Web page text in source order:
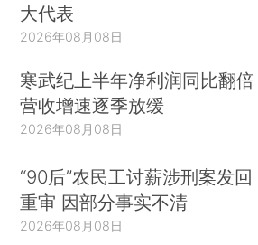
大代表
2026年08月08日
寒武纪上半年净利润同比翻倍
营收增速逐季放缓
2026年08月08日
“90后”农民工讨薪涉刑案发回
重审 因部分事实不清
2026年08月08日